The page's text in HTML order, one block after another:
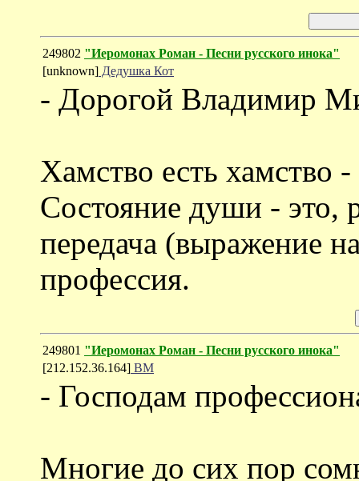
249802 "Иеромонах Роман - Песни русского инока"
[unknown] Дедушка Кот
- Дорогой Владимир
Хамство есть хамство
Состояние души - это,
передача (выражение
профессия.
249801 "Иеромонах Роман - Песни русского инока"
[212.152.36.164] ВМ
- Господам
Многие до сих пор